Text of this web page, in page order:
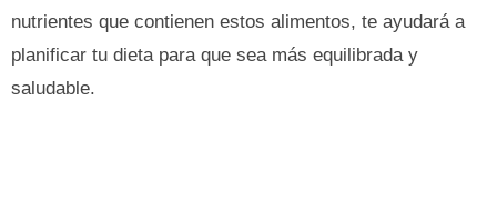
nutrientes que contienen estos alimentos, te ayudará a
planificar tu dieta para que sea más equilibrada y
saludable.